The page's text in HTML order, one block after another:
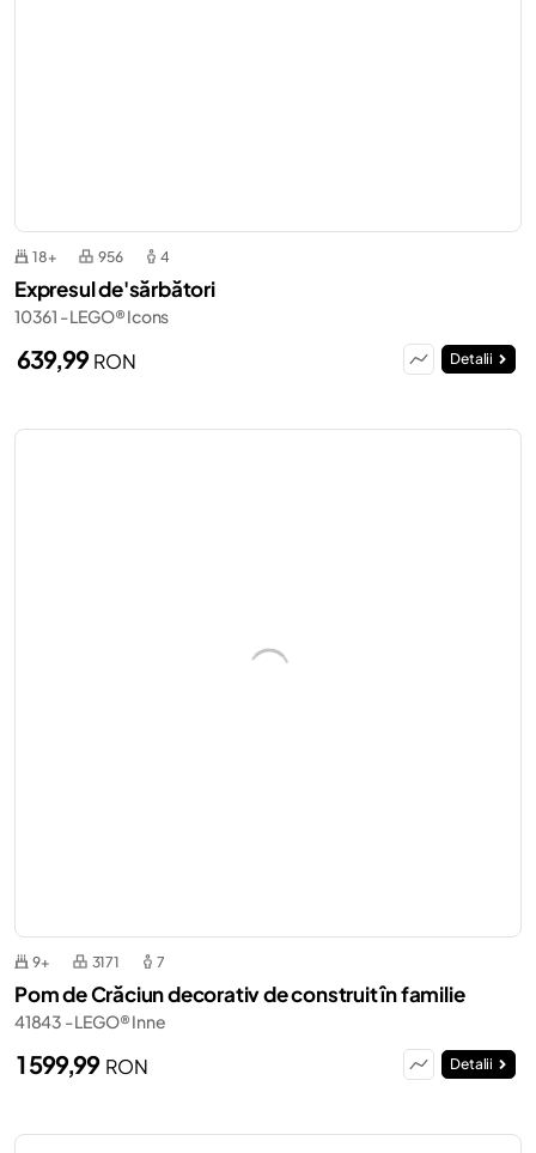
18+ 956 4
Expresul de'sărbători
10361 - LEGO® Icons
639,99RON Detalii
9+ 3171 7
Pom de Crăciun decorativ de construit în familie
41843 - LEGO® Inne
1 599,99 RON Detalii